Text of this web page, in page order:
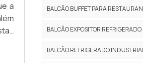
a
BALCÃO BUFFET PARA
BALCÃO EXPOSITOR REFRIGERADO
BALCÃO REFRIGERADO